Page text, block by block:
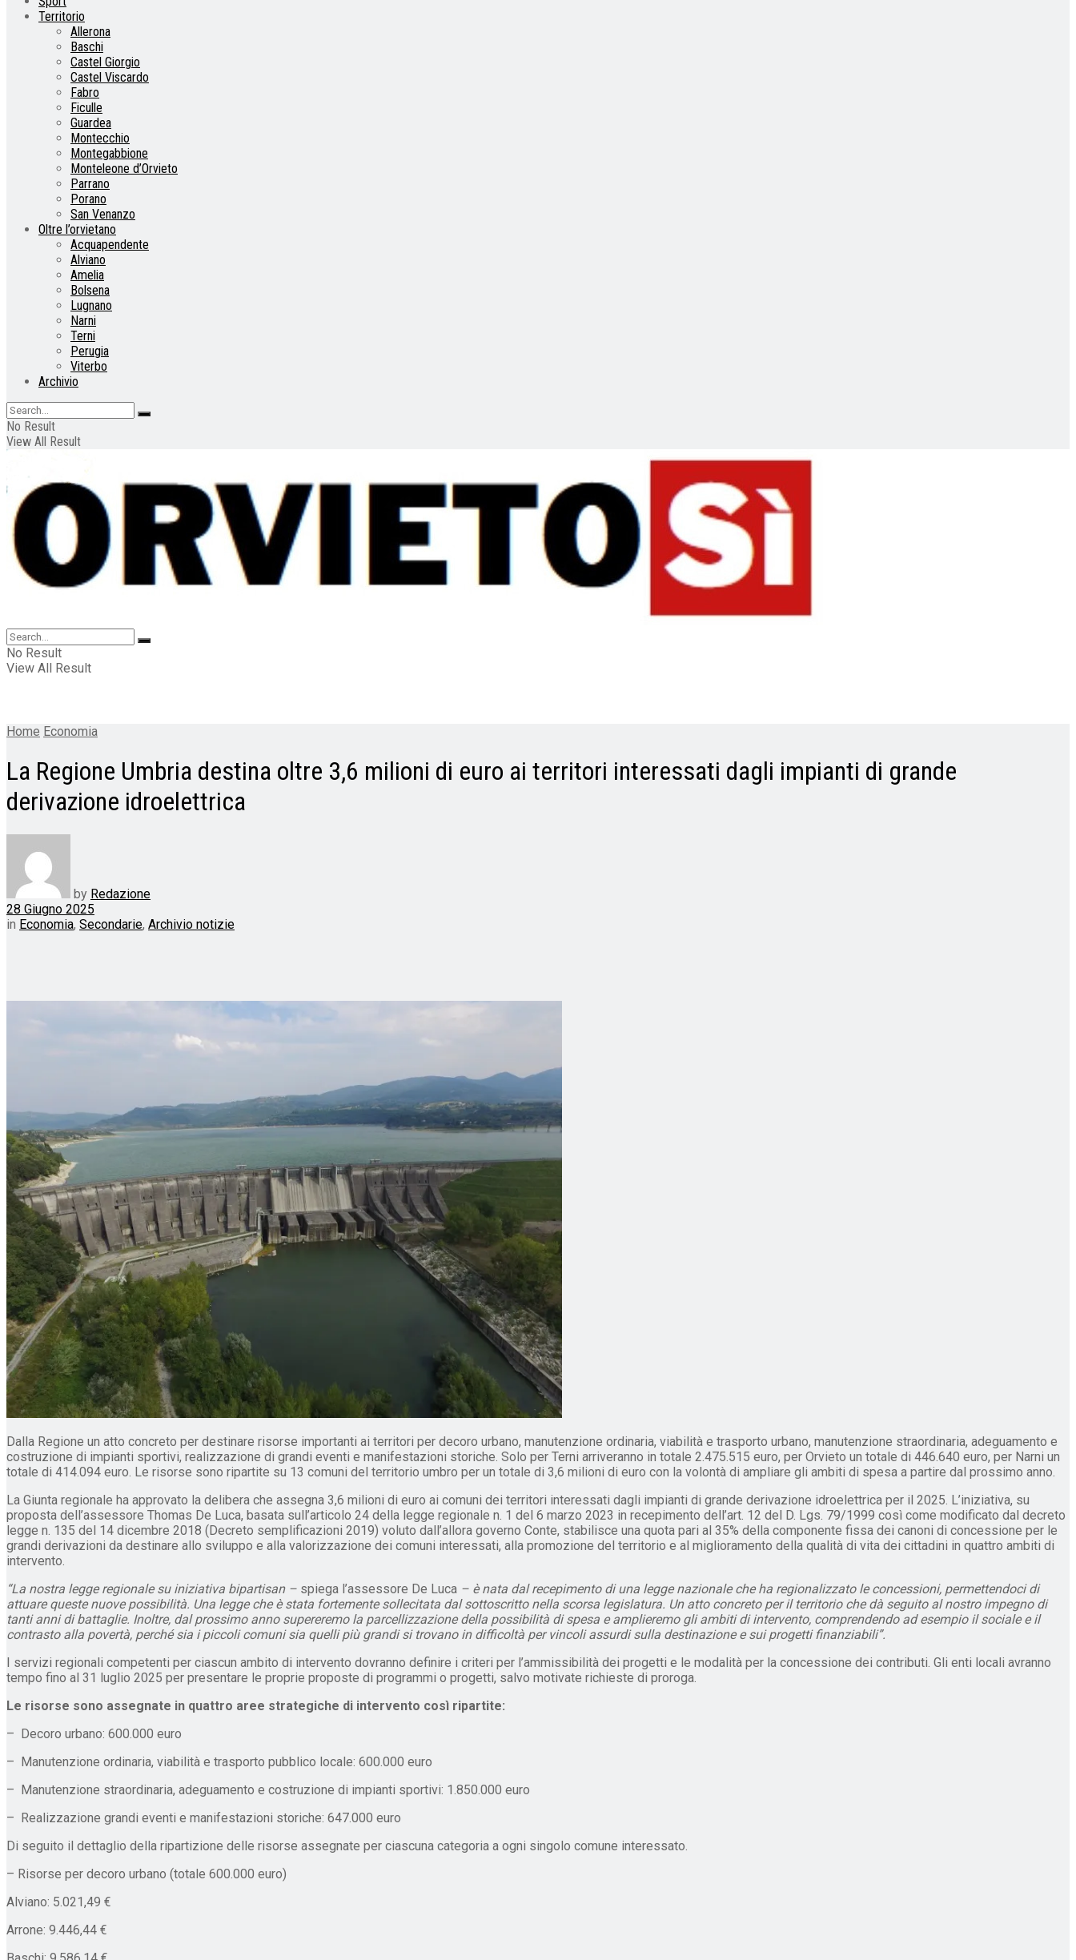
Territorio
Allerona
Baschi
Castel Giorgio
Castel Viscardo
Fabro
Ficulle
Guardea
Montecchio
Montegabbione
Monteleone d’Orvieto
Parrano
Porano
San Venanzo
Oltre l’orvietano
Acquapendente
Alviano
Amelia
Bolsena
Lugnano
Narni
Terni
Perugia
Viterbo
Archivio
No Result
View All Result
No Result
View All Result
Home Economia
La Regione Umbria destina oltre 3,6 milioni di euro ai territori interessati dagli impianti di grande
derivazione idroelettrica
by Redazione
28 Giugno 2025
in Economia, Secondarie, Archivio notizie
Dalla Regione un atto concreto per destinare risorse importanti ai territori per decoro urbano, manutenzione ordinaria, viabilità e trasporto urbano, manutenzione straordinaria, adeguamento e
costruzione di impianti sportivi, realizzazione di grandi eventi e manifestazioni storiche. Solo per Terni arriveranno in totale 2.475.515 euro, per Orvieto un totale di 446.640 euro, per Narni un
totale di 414.094 euro. Le risorse sono ripartite su 13 comuni del territorio umbro per un totale di 3,6 milioni di euro con la volontà di ampliare gli ambiti di spesa a partire dal prossimo anno.
La Giunta regionale ha approvato la delibera che assegna 3,6 milioni di euro ai comuni dei territori interessati dagli impianti di grande derivazione idroelettrica per il 2025. L’iniziativa, su
proposta dell’assessore Thomas De Luca, basata sull’articolo 24 della legge regionale n. 1 del 6 marzo 2023 in recepimento dell’art. 12 del D. Lgs. 79/1999 così come modificato dal decreto
legge n. 135 del 14 dicembre 2018 (Decreto semplificazioni 2019) voluto dall’allora governo Conte, stabilisce una quota pari al 35% della componente fissa dei canoni di concessione per le
grandi derivazioni da destinare allo sviluppo e alla valorizzazione dei comuni interessati, alla promozione del territorio e al miglioramento della qualità di vita dei cittadini in quattro ambiti di
intervento.
“La nostra legge regionale su iniziativa bipartisan – spiega l’assessore De Luca – è nata dal recepimento di una legge nazionale che ha regionalizzato le concessioni, permettendoci di
attuare queste nuove possibilità. Una legge che è stata fortemente sollecitata dal sottoscritto nella scorsa legislatura. Un atto concreto per il territorio che dà seguito al nostro impegno di
tanti anni di battaglie. Inoltre, dal prossimo anno supereremo la parcellizzazione della possibilità di spesa e amplieremo gli ambiti di intervento, comprendendo ad esempio il sociale e il
contrasto alla povertà, perché sia i piccoli comuni sia quelli più grandi si trovano in difficoltà per vincoli assurdi sulla destinazione e sui progetti finanziabili”.
I servizi regionali competenti per ciascun ambito di intervento dovranno definire i criteri per l’ammissibilità dei progetti e le modalità per la concessione dei contributi. Gli enti locali avranno
tempo fino al 31 luglio 2025 per presentare le proprie proposte di programmi o progetti, salvo motivate richieste di proroga.
Le risorse sono assegnate in quattro aree strategiche di intervento così ripartite:
– Decoro urbano: 600.000 euro
– Manutenzione ordinaria, viabilità e trasporto pubblico locale: 600.000 euro
– Manutenzione straordinaria, adeguamento e costruzione di impianti sportivi: 1.850.000 euro
– Realizzazione grandi eventi e manifestazioni storiche: 647.000 euro
Di seguito il dettaglio della ripartizione delle risorse assegnate per ciascuna categoria a ogni singolo comune interessato.
– Risorse per decoro urbano (totale 600.000 euro)
Alviano: 5.021,49 €
Arrone: 9.446,44 €